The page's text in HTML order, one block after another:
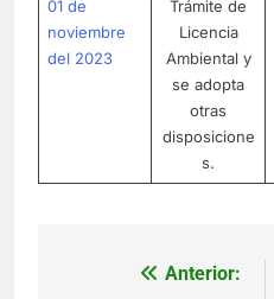
01 de
noviembre
del 2023
Trámite de
Licencia
Ambiental y
se adopta
otras
disposicione
s.
Navegación
Anterior: